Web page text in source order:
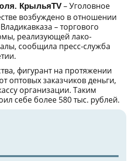
КрыльяTV – Уголовное
возбуждено в отношении
– торгового
реализующей лако-
сообщила пресс-служба
фигурант на протяжении
оптовых заказчиков деньги,
организации. Таким
себе более 580 тыс. рублей.